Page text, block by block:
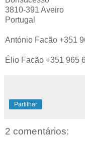
3810-391 Aveiro
Portugal
António Facão +351
Élio Facão +351 965
Partilhar
2 comentários: